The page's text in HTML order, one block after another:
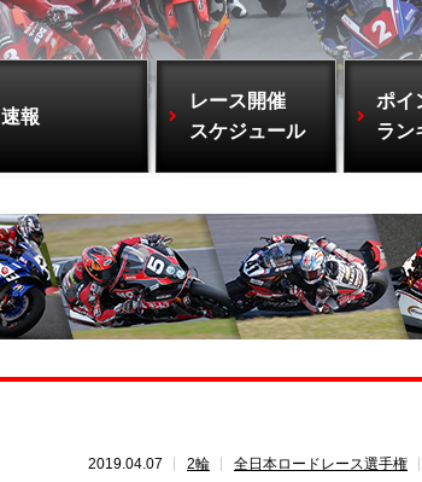
速報
レース開催
スケジュール
ポイ
ラン
2019.04.07 2輪 全日本ロードレース選手権